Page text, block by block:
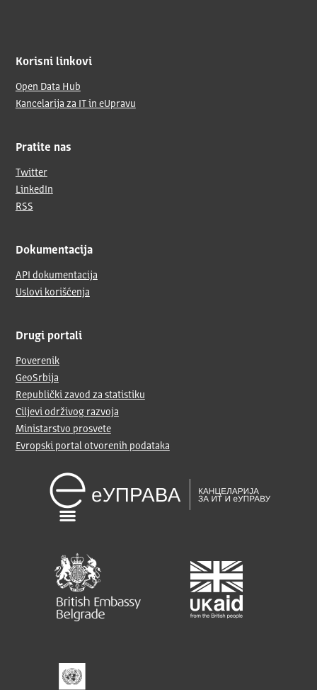
Korisni linkovi
Open Data Hub
Kancelarija za IT in eUpravu
Pratite nas
Twitter
LinkedIn
RSS
Dokumentacija
API dokumentacija
Uslovi korišćenja
Drugi portali
Poverenik
GeoSrbija
Republički zavod za statistiku
Ciljevi održivog razvoja
Ministarstvo prosvete
Evropski portal otvorenih podataka